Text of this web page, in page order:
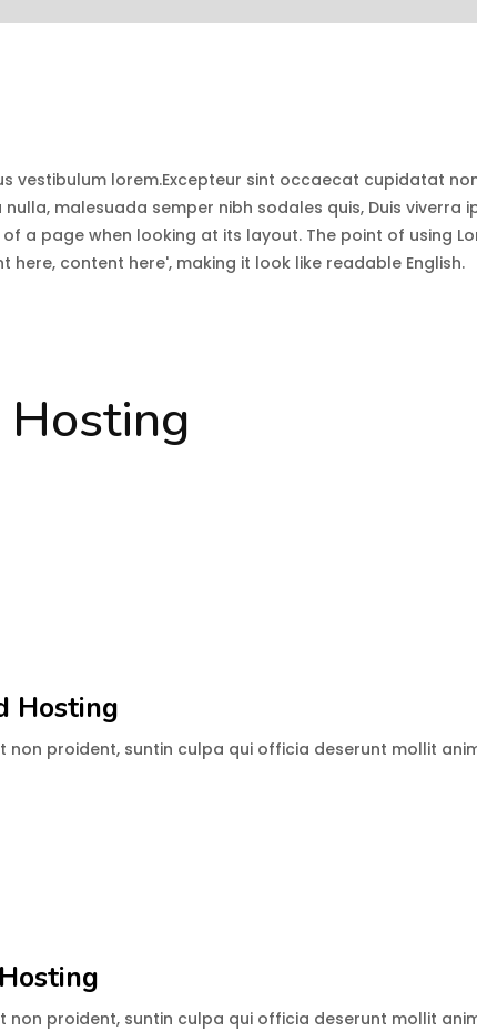
vestibulum lorem.Excepteur sint occaecat cupidatat
malesuada semper nibh sodales quis, Duis viverra
page when looking at its layout. The point of using
content here', making it look like readable English.
Hosting
proident, suntin culpa qui officia deserunt mollit
proident, suntin culpa qui officia deserunt mollit